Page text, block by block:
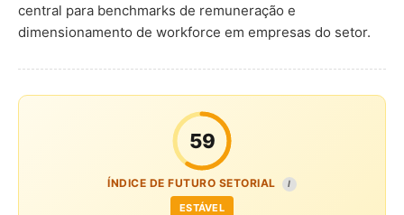
central para benchmarks de remuneração e
dimensionamento de workforce em empresas do setor.
59
ÍNDICE DE FUTURO SETORIAL I
ESTÁVEL